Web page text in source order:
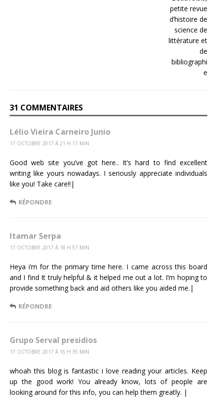
31 COMMENTAIRES
Lélio Vieira Carneiro Junio
17 OCTOBRE 2017 Á 21 H 17 MIN
Good web site you’ve got here.. It’s hard to find excellent
writing like yours nowadays. I seriously appreciate individuals
like you! Take care!!|
RÉPONDRE
Itamar Serpa
17 OCTOBRE 2017 Á 18 H 57 MIN
Heya i’m for the primary time here. I came across this board
and I find It truly helpful & it helped me out a lot. I’m hoping to
provide something back and aid others like you aided me.|
RÉPONDRE
Grupo Serval presidios
17 OCTOBRE 2017 Á 16 H 35 MIN
whoah this blog is fantastic i love reading your articles. Keep
up the good work! You already know, lots of people are
looking around for this info, you can help them greatly. |